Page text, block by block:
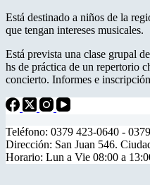
Está destinado a niños de la
que tengan intereses musicales.
Está prevista una clase grupal
hs de práctica de un repertorio
concierto. Informes e
Teléfono: 0379 423-0640 -
Dirección: San Juan 546.
Horario: Lun a Vie 08:00 a